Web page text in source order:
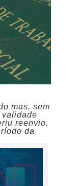
mas, sem
validade
reenvio.
da